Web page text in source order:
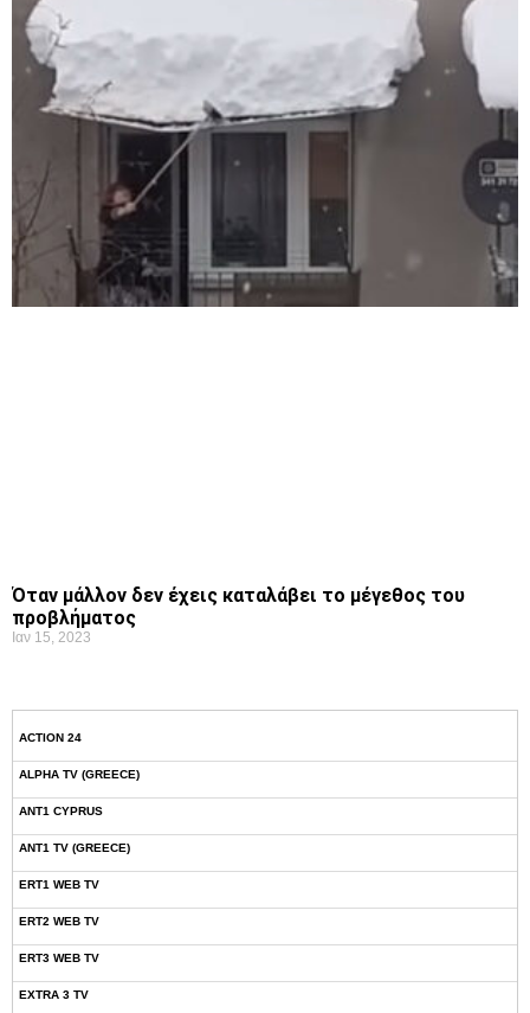
Όταν μάλλον δεν έχεις καταλάβει το μέγεθος του
προβλήματος
Ιαν 15, 2023
ACTION 24
ALPHA TV (GREECE)
ANT1 CYPRUS
ANT1 TV (GREECE)
ERT1 WEB TV
ERT2 WEB TV
ERT3 WEB TV
EXTRA 3 TV